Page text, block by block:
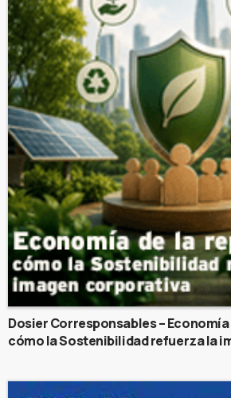
Dosier Corresponsables –
cómo la Sostenibilidad refuerza la